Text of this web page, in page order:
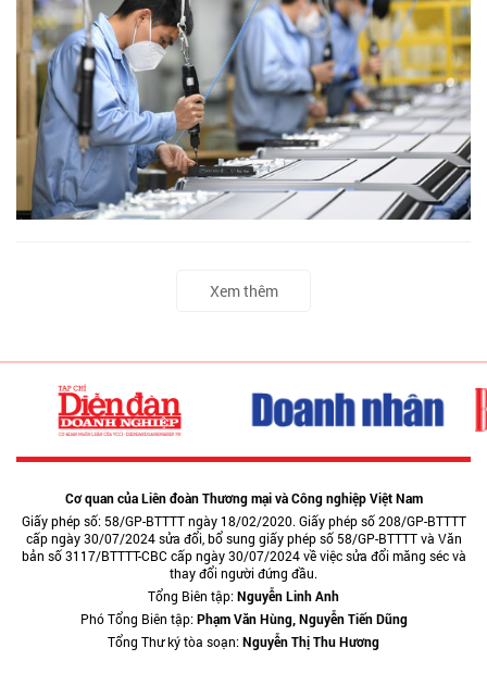
Xem thêm
Cơ quan của Liên đoàn Thương mại và Công nghiệp Việt Nam
Giấy phép số: 58/GP-BTTTT ngày 18/02/2020. Giấy phép số 208/GP-BTTTT
cấp ngày 30/07/2024 sửa đổi, bổ sung giấy phép số 58/GP-BTTTT và Văn
bản số 3117/BTTTT-CBC cấp ngày 30/07/2024 về việc sửa đổi măng séc và
thay đổi người đứng đầu.
Tổng Biên tập:Nguyễn Linh Anh
Phó Tổng Biên tập:Phạm Văn Hùng, Nguyễn Tiến Dũng
Tổng Thư ký tòa soạn:Nguyễn Thị Thu Hương